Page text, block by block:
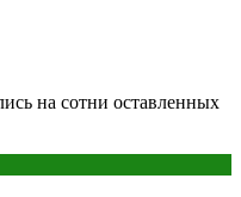
на сотни оставленных